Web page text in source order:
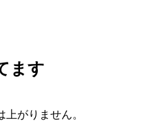
ます
がりません。